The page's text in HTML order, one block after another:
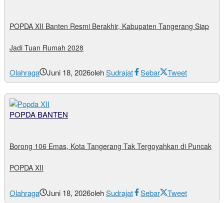
POPDA XII Banten Resmi Berakhir, Kabupaten Tangerang Siap
Jadi Tuan Rumah 2028
Olahraga Juni 18, 2026olehSudrajat Sebar Tweet
POPDA BANTEN
Borong 106 Emas, Kota Tangerang Tak Tergoyahkan di Puncak
POPDA XII
Olahraga Juni 18, 2026olehSudrajat Sebar Tweet